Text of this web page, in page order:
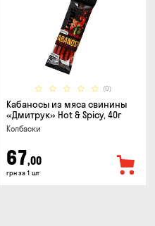
(0)
Кабаносы из мяса свинины
«Дмитрук» Hot & Spicy, 40г
Колбаски
67,00
грн за 1 шт